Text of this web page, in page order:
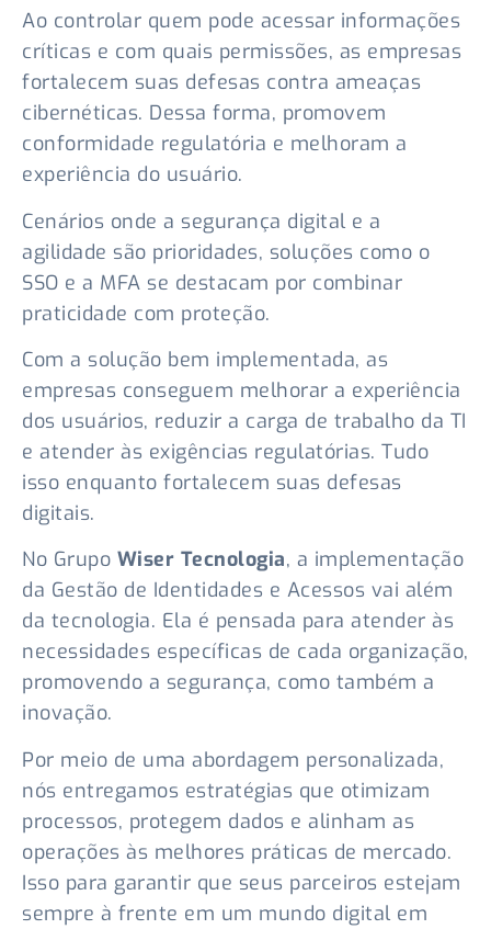
Ao controlar quem pode acessar informações
críticas e com quais permissões, as empresas
fortalecem suas defesas contra ameaças
cibernéticas. Dessa forma, promovem
conformidade regulatória e melhoram a
experiência do usuário.
Cenários onde a segurança digital e a
agilidade são prioridades, soluções como o
SSO e a MFA se destacam por combinar
praticidade com proteção.
Com a solução bem implementada, as
empresas conseguem melhorar a experiência
dos usuários, reduzir a carga de trabalho da TI
e atender às exigências regulatórias. Tudo
isso enquanto fortalecem suas defesas
digitais.
No Grupo Wiser Tecnologia, a implementação
da Gestão de Identidades e Acessos vai além
da tecnologia. Ela é pensada para atender às
necessidades específicas de cada organização,
promovendo a segurança, como também a
inovação.
Por meio de uma abordagem personalizada,
nós entregamos estratégias que otimizam
processos, protegem dados e alinham as
operações às melhores práticas de mercado.
Isso para garantir que seus parceiros estejam
sempre à frente em um mundo digital em